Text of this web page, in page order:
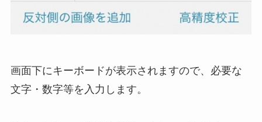
画面下にキーボードが表示されますので、必要な
文字・数字等を入力します。